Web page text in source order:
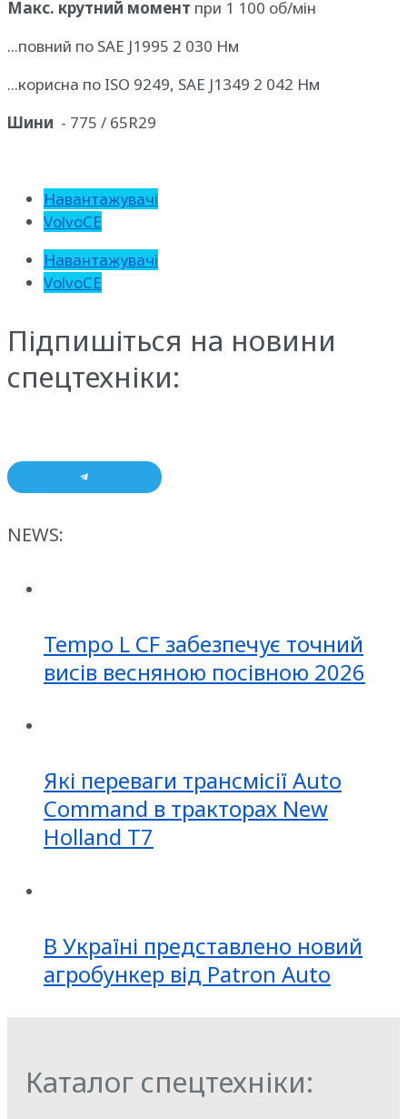
Макс. крутний момент при 1 100 об/мін
...повний по SAE J1995 2 030 Нм
...корисна по ISO 9249, SAE J1349 2 042 Нм
Шини - 775 / 65R29
Навантажувачі
VolvoCE
Навантажувачі
VolvoCE
Підпишіться на новини
спецтехніки:
NEWS:
Tempo L CF забезпечує точний
висів весняною посівною 2026
Які переваги трансмісії Auto
Command в тракторах New
Holland T7
В Україні представлено новий
агробункер від Patron Auto
Каталог спецтехніки: